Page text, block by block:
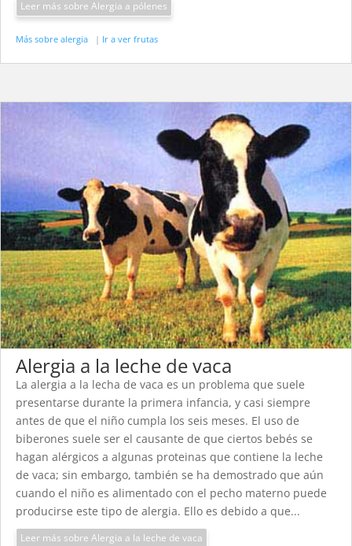
Leer más sobre Alergia a pólenes
Más sobre alergia | Ir a ver frutas
Alergia a la leche de vaca
La alergia a la lecha de vaca es un problema que suele
presentarse durante la primera infancia, y casi siempre
antes de que el niño cumpla los seis meses. El uso de
biberones suele ser el causante de que ciertos bebés se
hagan alérgicos a algunas proteinas que contiene la leche
de vaca; sin embargo, también se ha demostrado que aún
cuando el niño es alimentado con el pecho materno puede
producirse este tipo de alergia. Ello es debido a que...
Leer más sobre Alergia a la leche de vaca